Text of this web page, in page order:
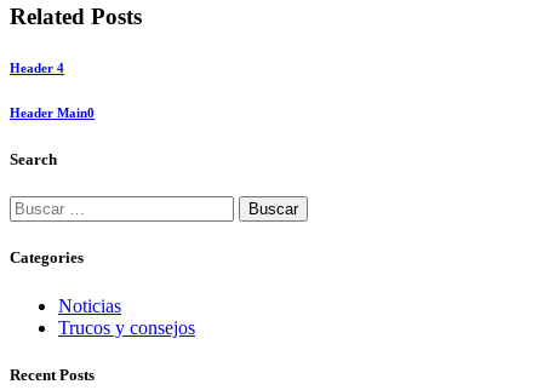
Related Posts
Header 4
Header Main0
Search
Buscar:
Categories
Noticias
Trucos y consejos
Recent Posts